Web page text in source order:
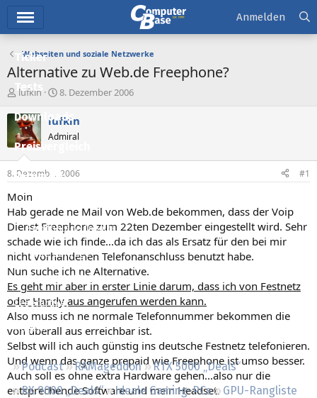
Ticker
Tests
Downloads
Preisvergleich
Forum
Aktuelles
Empfohlene Inhalte
Neue Beiträge
Neueste Aktivitäten
Leserartikel
Regeln
Podcast RAMageddon
RTX 5000 „Deals“
RX 9000 „Deals“
Ideale Gaming-PCs
GPU-Rangliste
Anmelden
Webseiten und soziale Netzwerke
Alternative zu Web.de Freephone?
E
s
t
e
l
e
r
lufkin
E
s
e
t
8. Dezember 2006
lufkin
Admiral
8. Dezember 2006 #1
Moin
Hab gerade ne Mail von Web.de bekommen, dass der Voip
Dienst Freephone zum 22ten Dezember eingestellt wird. Sehr
schade wie ich finde...da ich das als Ersatz für den bei mir
nicht vorhandenen Telefonanschluss benutzt habe.
Nun suche ich ne Alternative.
Es geht mir aber in erster Linie darum, dass ich von Festnetz
oder Handy aus angerufen werden kann.
Also muss ich ne normale Telefonnummer bekommen die
von überall aus erreichbar ist.
Selbst will ich auch günstig ins deutsche Festnetz telefonieren.
Und wenn das ganze prepaid wie Freephone ist umso besser.
Auch soll es ohne extra Hardware gehen...also nur die
entsprechende Software und mein Headset.